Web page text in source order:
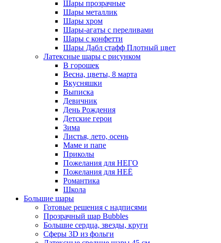
Шары прозрачные
Шары металлик
Шары хром
Шары-агаты с переливами
Шары с конфетти
Шары Дабл стафф Плотный цвет
Латексные шары с рисунком
В горошек
Весна, цветы, 8 марта
Вкусняшки
Выписка
Девичник
День Рождения
Детские герои
Зима
Листья, лето, осень
Маме и папе
Приколы
Пожелания для НЕГО
Пожелания для НЕЁ
Романтика
Школа
Большие шары
Готовые решения с надписями
Прозрачный шар Bubbles
Большие сердца, звезды, круги
Сферы 3D из фольги